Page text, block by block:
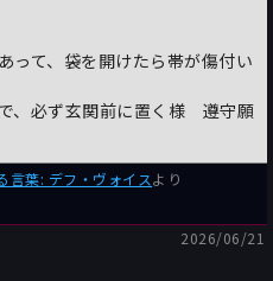
って、袋を開けたら帯が傷付い
、必ず玄関前に置く様 遵守願
言葉: デフ・ヴォイスより
2026/06/21